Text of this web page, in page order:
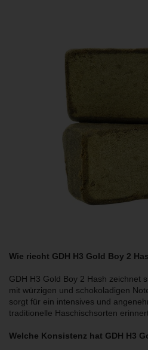
Wie riecht GDH H3 Gold Boy 2
GDH H3 Gold Boy 2 Hash zeichnet
mit würzigen und schokoladigen
sorgt für ein intensives und
traditionelle Haschischsorten
Welche Konsistenz hat GDH H3